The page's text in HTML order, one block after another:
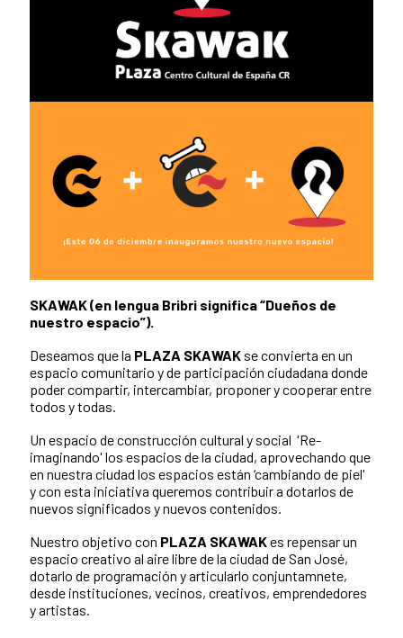
SKAWAK (en lengua Bribri significa “Dueños de
nuestro espacio”).
Deseamos que la PLAZA SKAWAK se convierta en un
espacio comunitario y de participación ciudadana donde
poder compartir, intercambiar, proponer y cooperar entre
todos y todas.
Un espacio de construcción cultural y social 'Re-
imaginando' los espacios de la ciudad, aprovechando que
en nuestra ciudad los espacios están ‘cambiando de piel'
y con esta iniciativa queremos contribuir a dotarlos de
nuevos significados y nuevos contenidos.
Nuestro objetivo con PLAZA SKAWAKes repensar un
espacio creativo al aire libre de la ciudad de San José,
dotarlo de programación y articularlo conjuntamnete,
desde instituciones, vecinos, creativos, emprendedores
y artistas.